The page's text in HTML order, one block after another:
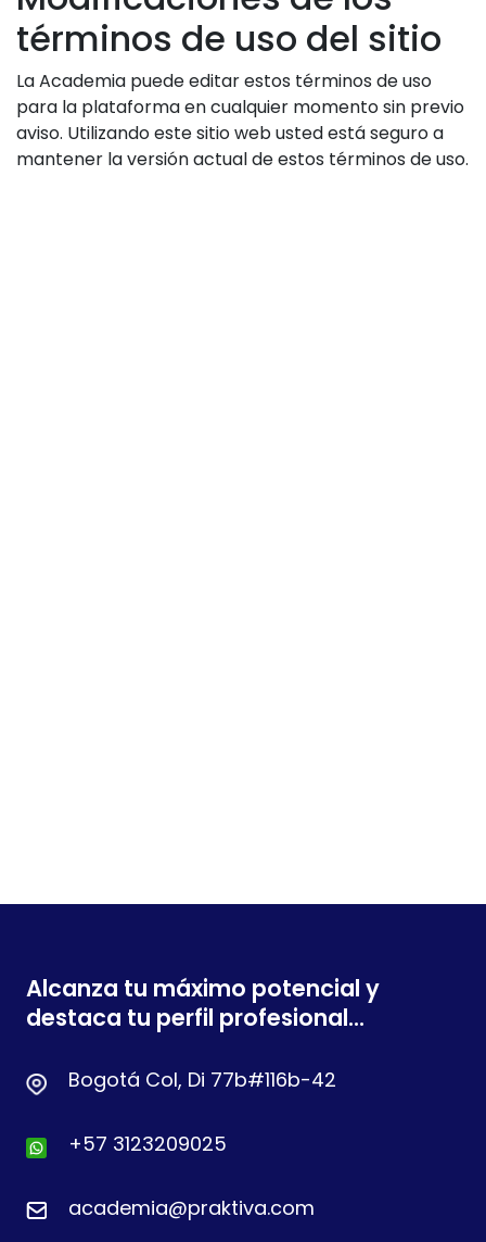
términos de uso del sitio
La Academia puede editar estos términos de uso
para la plataforma en cualquier momento sin previo
aviso. Utilizando este sitio web usted está seguro a
mantener la versión actual de estos términos de uso.
Alcanza tu máximo potencial y
destaca tu perfil profesional...
Bogotá Col, Di 77b#116b-42
+57 3123209025
academia@praktiva.com